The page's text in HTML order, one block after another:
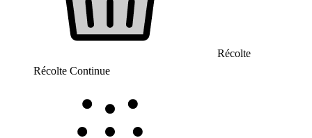
Récolte
Récolte Continue